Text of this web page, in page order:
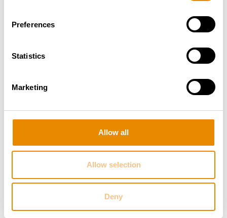
Preferences
Statistics
Marketing
Allow all
Allow selection
Deny
RUTHMANN TB 300, KOM. 32075
Gesamt­gewicht:
3.49 t